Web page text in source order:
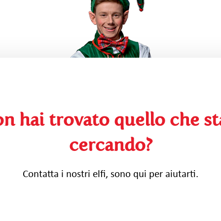
hai trovato quello che
cercando?
Contatta i nostri elfi, sono qui per aiutarti.